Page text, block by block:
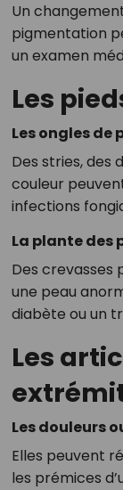
Un
pigmentation
un examen
Les
Les ongles de
Des stries, des
couleur
infections
La plante des
Des crevasses
une peau
diabète ou un
Les
Les douleurs
Elles peuvent
les prémices